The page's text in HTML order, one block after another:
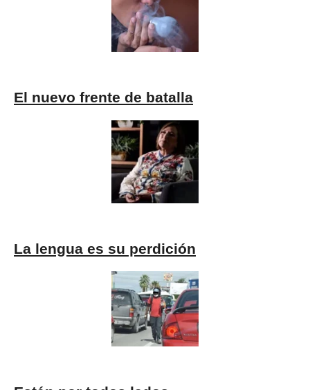
El nuevo frente de batalla
La lengua es su perdición